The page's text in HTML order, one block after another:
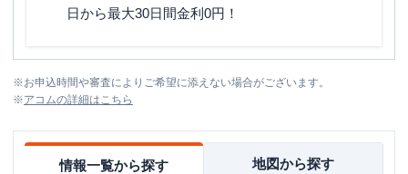
日から最大30日間金利0円！
※お申込時間や審査によりご希望に添えない場合がございます。
※アコムの詳細はこちら
情報一覧から探す 地図から探す